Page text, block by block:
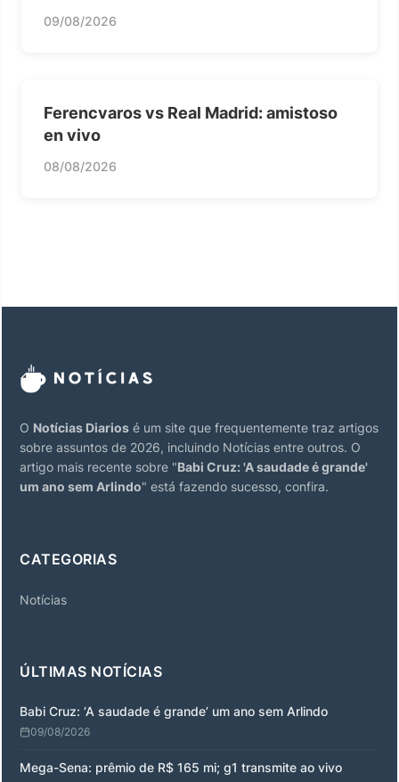
09/08/2026
Ferencvaros vs Real Madrid: amistoso
en vivo
08/08/2026
O Notícias Diarios é um site que frequentemente traz artigos
sobre assuntos de 2026, incluindo Notícias entre outros. O
artigo mais recente sobre "Babi Cruz: 'A saudade é grande'
um ano sem Arlindo" está fazendo sucesso, confira.
CATEGORIAS
Notícias
ÚLTIMAS NOTÍCIAS
Babi Cruz: ‘A saudade é grande’ um ano sem Arlindo
09/08/2026
Mega-Sena: prêmio de R$ 165 mi; g1 transmite ao vivo